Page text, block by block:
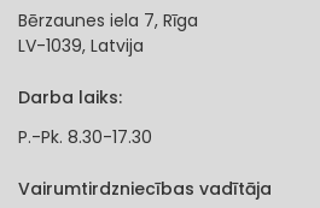
Bērzaunes iela 7, Rīga
LV-1039, Latvija
Darba laiks:
P.-Pk. 8.30-17.30
Vairumtirdzniecības vadītāja